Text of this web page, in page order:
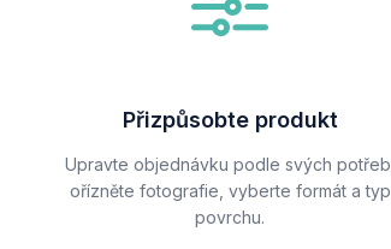
Přizpůsobte produkt
Upravte objednávku podle svých potřeb,
ořízněte fotografie, vyberte formát a typ
povrchu.